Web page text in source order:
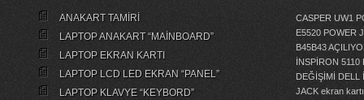
ANAKART TAMİRİ
LAPTOP ANAKART “MAİNBOARD”
LAPTOP EKRAN KARTI
LAPTOP LCD LED EKRAN “PANEL”
LAPTOP KLAVYE “KEYBORD”
CASPER UW1
E5520 POWER
B45B43
İNSPİRON
DEĞİŞİMİ
DELL
JACK ekran